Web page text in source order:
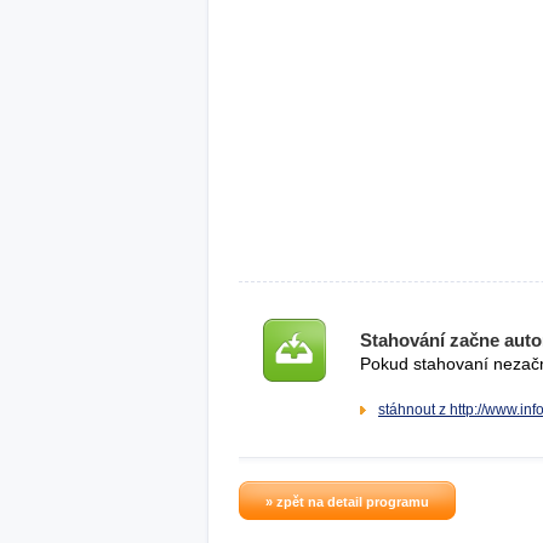
Stahování začne
Pokud stahovaní
stáhnout z http://
» zpět na detail programu